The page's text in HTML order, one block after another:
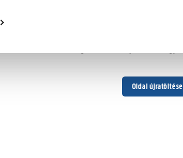
Oldal újratöltése